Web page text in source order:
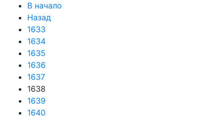
В начало
Назад
1633
1634
1635
1636
1637
1638
1639
1640